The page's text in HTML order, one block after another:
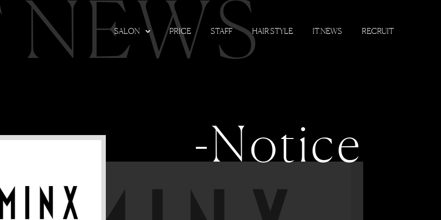
SALON PRICE STAFF HAIR STYLE IT NEWS RECRUIT
NEWS
-Notice